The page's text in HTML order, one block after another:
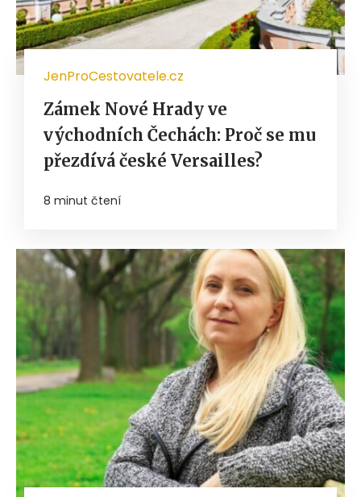
JenProCestovatele.cz
Zámek Nové Hrady ve
východních Čechách: Proč se mu
přezdívá české Versailles?
8 minut čtení